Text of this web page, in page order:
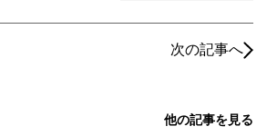
次の記事へ
他の記事を見る